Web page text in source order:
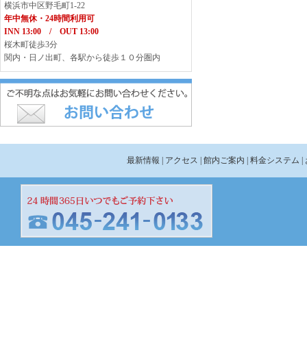
横浜市中区野毛町1-22
年中無休・24時間利用可
INN 13:00 / OUT 13:00
桜木町徒歩3分
関内・日ノ出町、各駅から徒歩１０分圏内
最新情報 | アクセス | 館内ご案内 | 料金システム